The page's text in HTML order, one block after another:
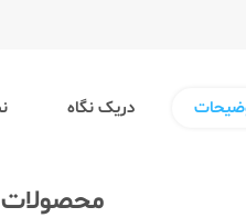
دریک نگاه
محصولات